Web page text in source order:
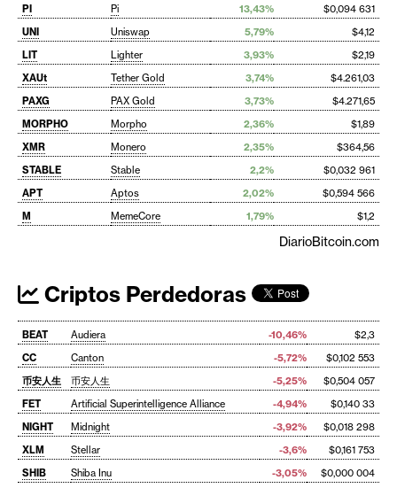
PI Pi 13,43%
$0,094 631
UNI
Uniswap 5,79%
$4,12
LIT
Lighter 3,93%
$2,19
XAUt
Tether Gold 3,74%
$4.261,03
PAXG
PAX Gold 3,73%
$4.271,65
MORPHO
Morpho 2,36%
$1,89
XMR
Monero 2,35%
$364,56
STABLE
Stable 2,2%
$0,032 961
APT
Aptos 2,02%
$0,594 566
M
MemeCore 1,79% $1,2
DiarioBitcoin.com
Criptos Perdedoras
BEAT Audiera -10,46%
$2,3
CC
Canton -5,72%
$0,102 553
币安人生
币安人生 -5,25%
$0,504 057
FET
Artificial Superintelligence Alliance -4,94%
$0,140 33
NIGHT
Midnight -3,92%
$0,018 298
XLM
Stellar -3,6%
$0,161 753
SHIB
Shiba Inu -3,05%
$0,000 004